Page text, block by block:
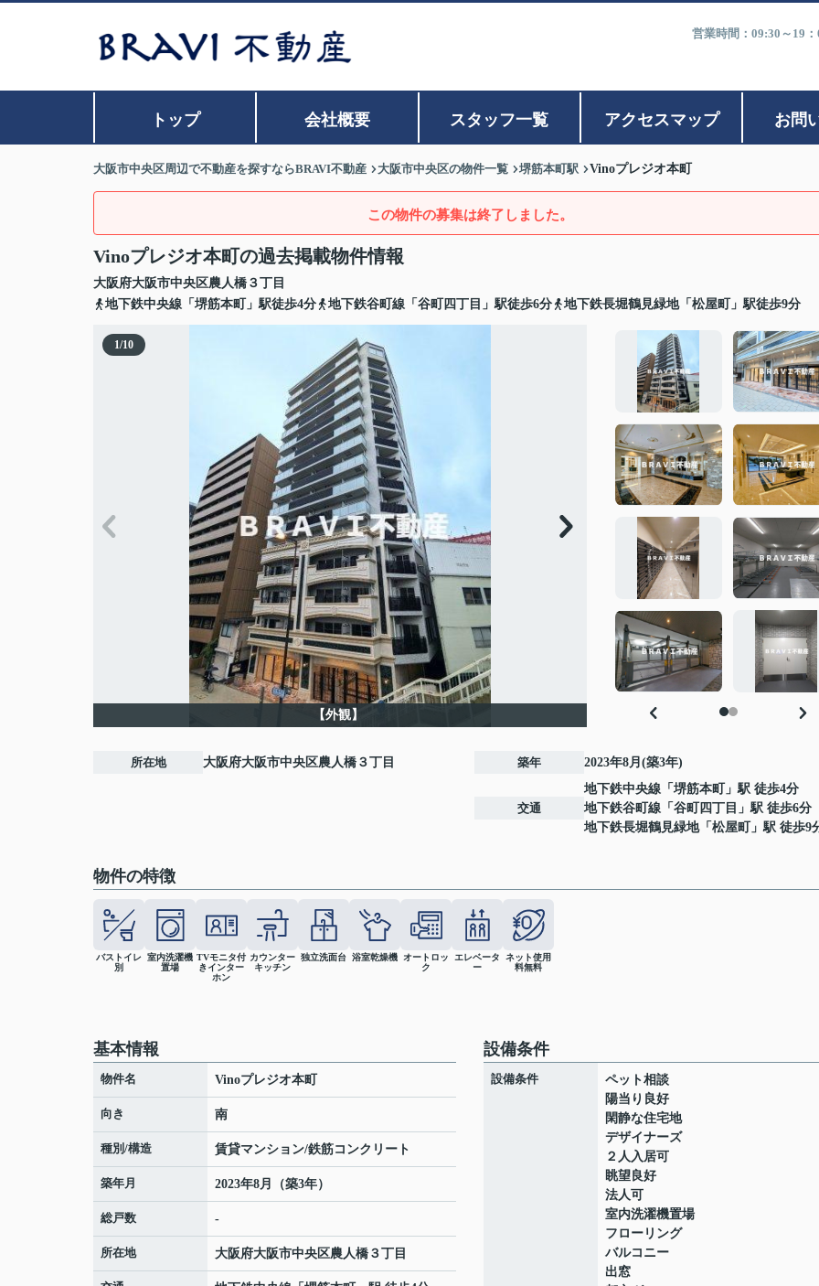
営業時間：09:30～19
トップ 会社概要 スタッフ一覧 アクセスマップ お問
大阪市中央区周辺で不動産を探すならBRAVI不動産 大阪市中央区の物件一覧 堺筋本町駅 Vinoプレジオ本町
この物件の募集は終了しました。
Vinoプレジオ本町の過去掲載物件情報
大阪府大阪市中央区農人橋 ３丁目
地下鉄中央線「堺筋本町」駅徒歩4分
地下鉄谷町線「谷町四丁目」駅徒歩6分 地下鉄長堀鶴見緑地「松屋町」駅徒歩9分
1/10
【外観】
所在地 大阪府大阪市中央区農人橋 ３丁目 築年 2023年8月(築3年)
交通
地下鉄中央線 「 堺筋本町
」駅 徒歩4分
地下鉄谷町線 「 谷町四丁目 」駅 徒歩6分
地下鉄長堀鶴見緑地「 松屋町 」駅 徒歩9
物件の特徴
バストイレ
別
室内洗濯機
置場
TVモニタ付
きインター
ホン
カウンター
キッチン
独立洗面台 浴室乾燥機
オートロッ
ク
エレベータ
ー
ネット使用
料無料
基本情報
物件名 Vinoプレジオ本町
向き 南
種別/構造 賃貸マンション/鉄筋コンクリート
築年月 2023年8月（築3年）
総戸数 -
所在地 大阪府大阪市中央区農人橋 ３丁目
設備条件
設備条件
ペット相談
陽当り良好
閑静な住宅地
デザイナーズ
２人入居可
眺望良好
法人可
室内洗濯機置場
フローリング
バルコニー
出窓